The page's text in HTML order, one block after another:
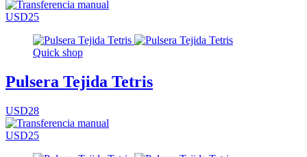
USD25
Quick shop
Pulsera Tejida Tetris
USD28
USD25